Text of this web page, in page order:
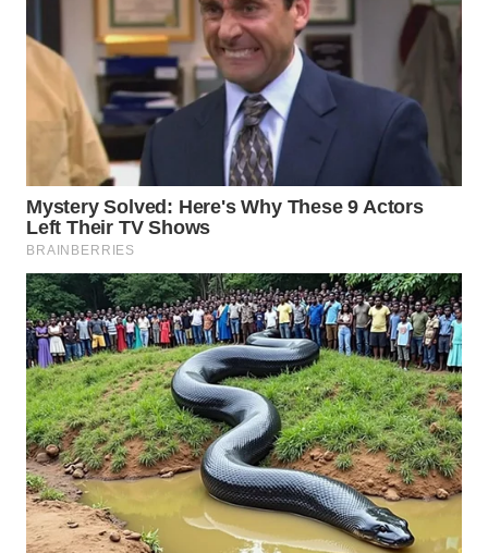
WN
SUMEDANG
WN
CIANJUR
WN
KEPULAUAN
SERIBU
WN
TANGERANG
WN
BINJAI
WN
CIREBON